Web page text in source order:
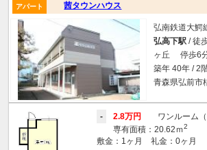
茜タウンハウス
アパート
弘南鉄道大鰐
弘高下駅 / 徒
ヶ丘 停歩6
築年 40年 / 2
青森県弘前市
- 2.8万円 ワンルーム
専有面積：20.62ｍ2
敷金：1ヶ月 礼金：0ヶ月